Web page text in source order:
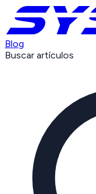
Blog
Buscar artículos